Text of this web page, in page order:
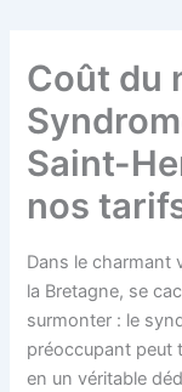
Coût du
Saint-
nos
Dans le charmant
la Bretagne, se
surmonter : le
préoccupant peut
en un véritable